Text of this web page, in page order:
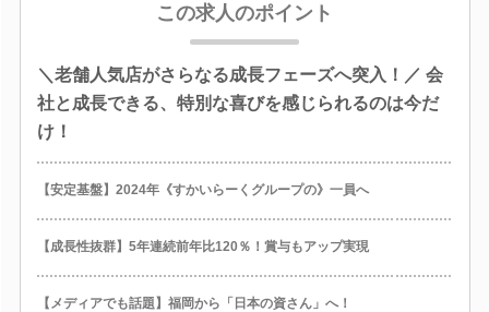
この求人のポイント
＼老舗人気店がさらなる成長フェーズへ突入！／ 会
社と成長できる、特別な喜びを感じられるのは今だ
け！
【安定基盤】2024年《すかいらーくグループの》一員へ
【成長性抜群】5年連続前年比120％！賞与もアップ実現
【メディアでも話題】福岡から「日本の資さん」へ！